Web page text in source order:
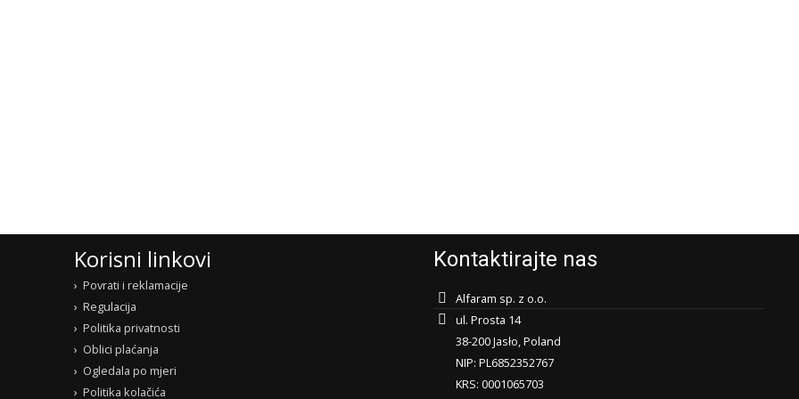
Korisni linkovi
Povrati i reklamacije
Regulacija
Politika privatnosti
Oblici plaćanja
Ogledala po mjeri
Politika kolačića
Kontaktirajte nas
Alfaram sp. z o.o.
ul. Prosta 14
38-200 Jasło, Poland
NIP: PL6852352767
KRS: 0001065703